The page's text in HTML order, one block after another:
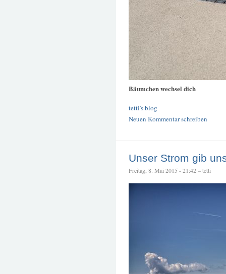
Bäumchen wechsel dich
tetti's blog
Neuen Kommentar schreiben
Unser Strom gib
Freitag, 8. Mai 2015 - 21:42 – tetti